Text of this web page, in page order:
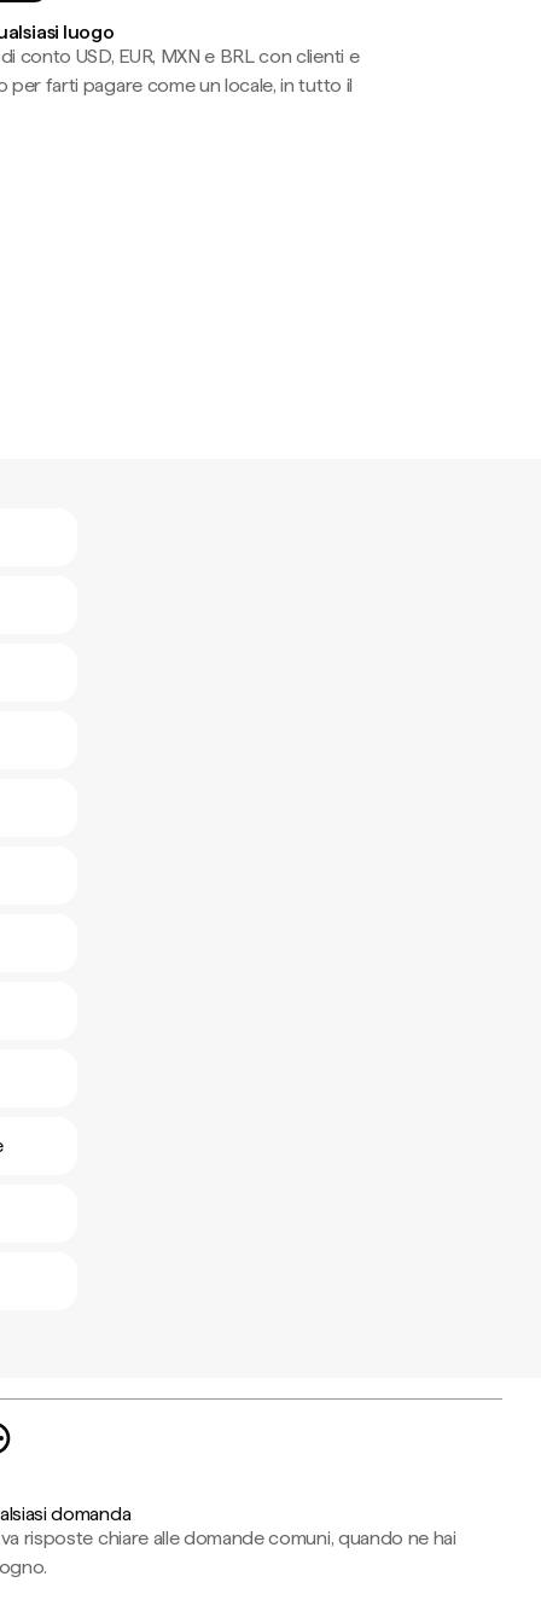
luogo
conto USD, EUR, MXN e BRL con clienti e
farti pagare come un locale, in tutto il
domanda
risposte chiare alle domande comuni, quando ne hai